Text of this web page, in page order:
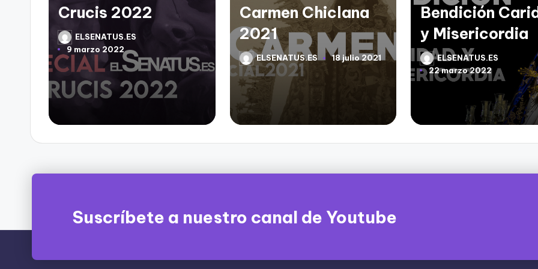
Carmen Chiclana
2021
Publicado
por
ELSENATUS.ES 18 julio 2021
Bendición Caridad
y Misericordia
Publicado
por
ELSENATUS.ES
22 marzo 2022
Santo Chiclana
2021
Publicado
por
ELSENATUS.ES 2
Suscríbete a nuestro canal de Youtube